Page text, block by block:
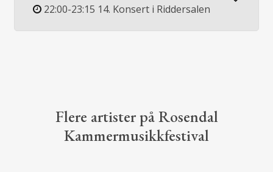
22:00-23:15 14. Konsert i Riddersalen
Flere artister på Rosendal
Kammermusikkfestival